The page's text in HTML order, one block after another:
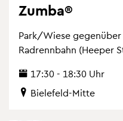
Zumba®
Park/Wiese ge­gen­über
Rad­renn­bahn (Hee­per
17:30 - 18:30 Uhr
Bie­le­feld-Mitte